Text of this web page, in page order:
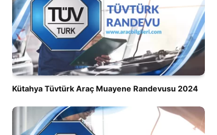
Kütahya Tüvtürk Araç Muayene Randevusu 2024